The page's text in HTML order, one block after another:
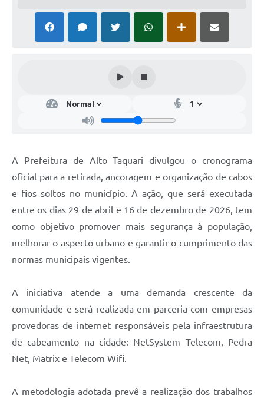
A Prefeitura de Alto Taquari divulgou o cronograma
oficial para a retirada, ancoragem e organização de cabos
e fios soltos no município. A ação, que será executada
entre os dias 29 de abril e 16 de dezembro de 2026, tem
como objetivo promover mais segurança à população,
melhorar o aspecto urbano e garantir o cumprimento das
normas municipais vigentes.
A iniciativa atende a uma demanda crescente da
comunidade e será realizada em parceria com empresas
provedoras de internet responsáveis pela infraestrutura
de cabeamento na cidade: NetSystem Telecom, Pedra
Net, Matrix e Telecom Wifi.
A metodologia adotada prevê a realização dos trabalhos